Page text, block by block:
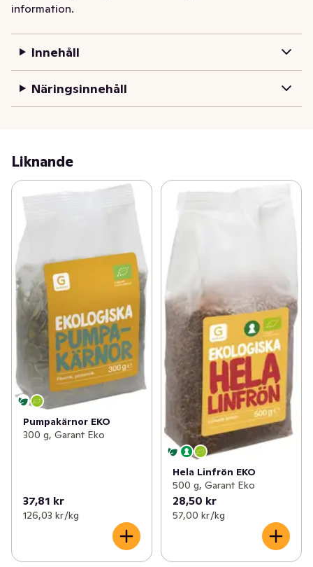
information.
Innehåll
Näringsinnehåll
Liknande
Pumpakärnor EKO
300 g, Garant Eko
37,81 kr
126,03 kr /kg
Hela Linfrön EKO
500 g, Garant Eko
28,50 kr
57,00 kr /kg